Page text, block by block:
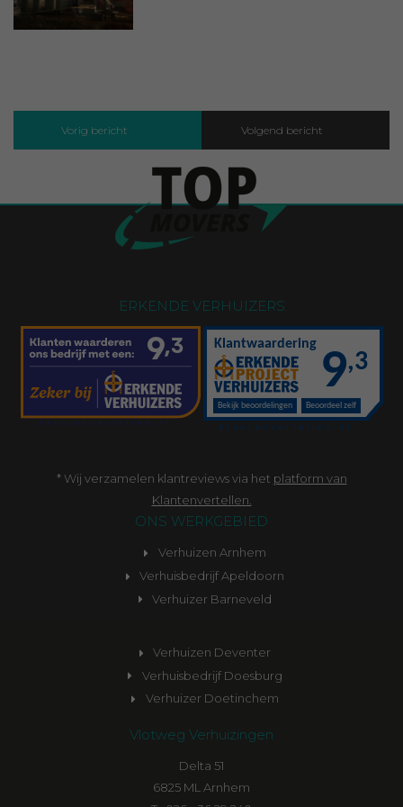
Vorig bericht Volgend bericht
ERKENDE VERHUIZERS
* Wij verzamelen klantreviews via het platform van
Klantenvertellen.
ONS WERKGEBIED
Verhuizen Arnhem
Verhuisbedrijf Apeldoorn
Verhuizer Barneveld
Verhuizen Deventer
Verhuisbedrijf Doesburg
Verhuizer Doetinchem
Vlotweg Verhuizingen
Delta 51
6825 ML Arnhem